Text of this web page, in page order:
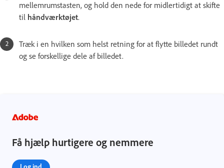
mellemrumstasten, og hold den nede for midlertidigt at skifte
til håndværktøjet.
Træk i en hvilken som helst retning for at flytte billedet rundt
og se forskellige dele af billedet.
Få hjælp hurtigere og nemmere